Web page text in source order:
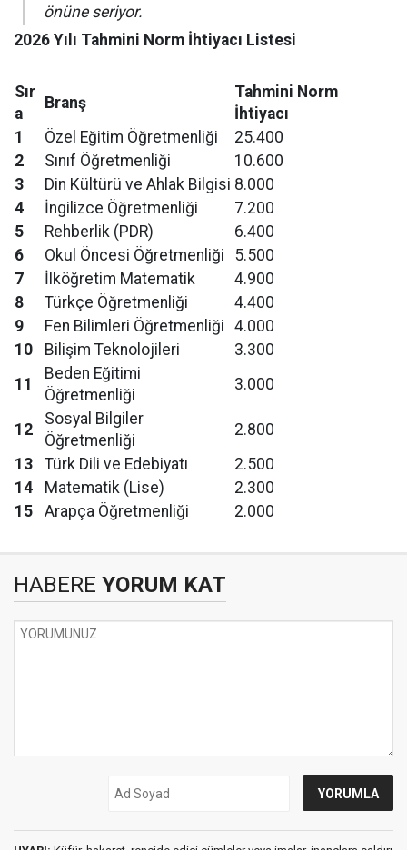
önüne seriyor.
2026 Yılı Tahmini Norm İhtiyacı Listesi
Sır
a
Branş
Tahmini Norm
İhtiyacı
1
Özel Eğitim Öğretmenliği
25.400
2
Sınıf Öğretmenliği
10.600
3
Din Kültürü ve Ahlak Bilgisi 8.000
4
İngilizce Öğretmenliği
7.200
5
Rehberlik (PDR)
6.400
6
Okul Öncesi Öğretmenliği
5.500
7
İlköğretim Matematik
4.900
8
Türkçe Öğretmenliği
4.400
9
Fen Bilimleri Öğretmenliği 4.000
10
Bilişim Teknolojileri
3.300
11
Beden Eğitimi
Öğretmenliği
3.000
12
Sosyal Bilgiler
Öğretmenliği
2.800
13
Türk Dili ve Edebiyatı
2.500
14
Matematik (Lise)
2.300
15
Arapça Öğretmenliği 2.000
HABERE YORUM KAT